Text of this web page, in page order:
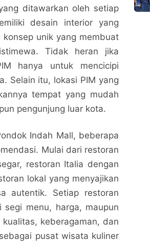
Indah Mall Terbaik dan Paling
Wisata Kuliner Jakarta
Media Kritis
ke media lain
ditawarkan oleh setiap
desain interior yang
unik yang membuat
Tidak heran jika
hanya untuk mencicipi
Selain itu, lokasi PIM yang
tempat yang mudah
pengunjung luar kota.
Indah Mall, beberapa
Mulai dari restoran
restoran Italia dengan
lokal yang menyajikan
autentik. Setiap restoran
menu, harga, maupun
keberagaman, dan
pusat wisata kuliner
Indah Mall Terbaik dan Paling
Wisata Kuliner Jakarta
Media Kritis
ke media lain